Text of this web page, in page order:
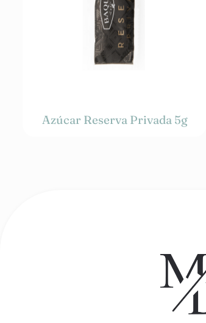
Azúcar Reserva Privada 5g